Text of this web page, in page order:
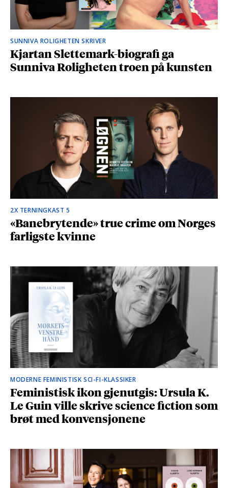
SUNNIVA ROLIGHETEN SKRIVER
Kjartan Slettemark-biografi ga
Sunniva Roligheten troen på kunsten
2X TERNINGKAST 5
«Banebrytende» true crime om Norges
farligste kvinne
MODERNE FEMINISTISK SCI-FI-KLASSIKER
Feministisk ikon gjenutgis: Ursula K.
Le Guin ville skrive science fiction som
brøt med konvensjonene